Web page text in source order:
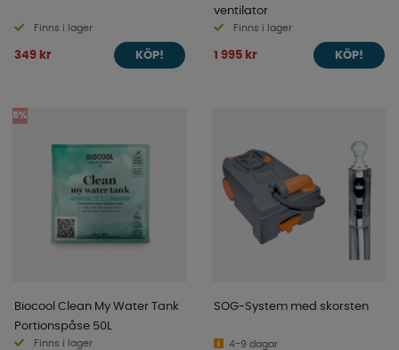
Finns i lager
349 kr KÖP!
ventilator
Finns i lager
1 995 kr KÖP!
5%
Biocool Clean My Water Tank
Portionspåse 50L
Finns i lager
SOG-System med skorsten
4-9 dagar